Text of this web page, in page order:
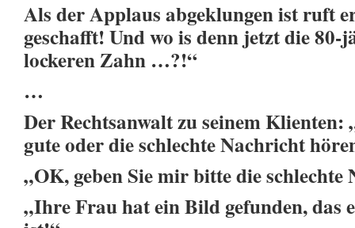
Als der Applaus abgeklungen ist ruft
geschafft! Und wo is denn jetzt die
lockeren Zahn …?!“
…
Der Rechtsanwalt zu seinem Klienten:
gute oder die schlechte Nachricht
„OK, geben Sie mir bitte die
„Ihre Frau hat ein Bild gefunden,